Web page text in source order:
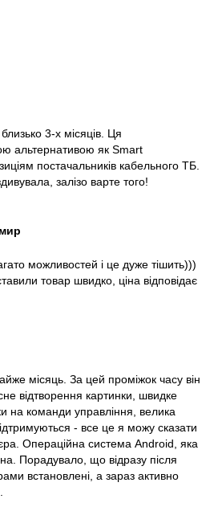
3-х місяців. Ця
альтернативою як Smart
постачальників кабельного ТБ.
залізо варте того!
можливостей і це дуже тішить)))
товар швидко, ціна відповідає
місяць. За цей проміжок часу він
відтворення картинки, швидке
на команди управління, велика
- все це я можу сказати
Операційна система Android, яка
Порадувало, що відразу після
встановлені, а зараз активно